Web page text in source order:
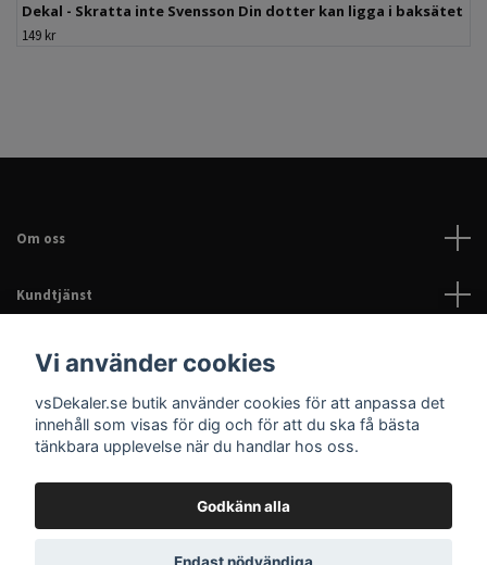
Dekal - Skratta inte Svensson Din dotter kan ligga i baksätet
149 kr
Om oss
Kundtjänst
Läs mer
Sociala medier
© 2026 Dekaler för bil, EPA & hem | Personliga dekaler |
Vi använder cookies
vsDekaler.se butik använder cookies för att anpassa det
innehåll som visas för dig och för att du ska få bästa
tänkbara upplevelse när du handlar hos oss.
Godkänn alla